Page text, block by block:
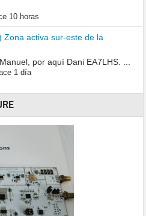
10 horas
Zona activa sur-este de la
por aquí Dani EA7LHS. ...
1 día